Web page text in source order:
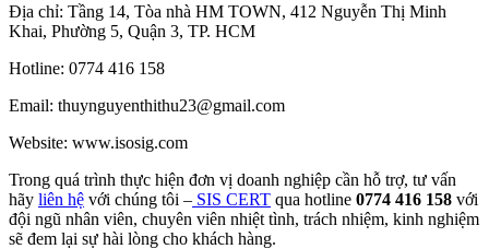
Địa chỉ: Tầng 14, Tòa nhà HM TOWN, 412 Nguyễn Thị Minh
Khai, Phường 5, Quận 3, TP. HCM
Hotline: 0774 416 158
Email: thuynguyenthithu23@gmail.com
Website: www.isosig.com
Trong quá trình thực hiện đơn vị doanh nghiệp cần hỗ trợ, tư vấn
hãy liên hệ với chúng tôi – SIS CERT qua hotline 0774 416 158 với
đội ngũ nhân viên, chuyên viên nhiệt tình, trách nhiệm, kinh nghiệm
sẽ đem lại sự hài lòng cho khách hàng.